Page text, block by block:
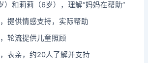
）和莉莉（6岁），理解“妈妈在帮助”
提供情感支持，实际帮助
轮流提供儿童照顾
表亲，约20人了解并支持